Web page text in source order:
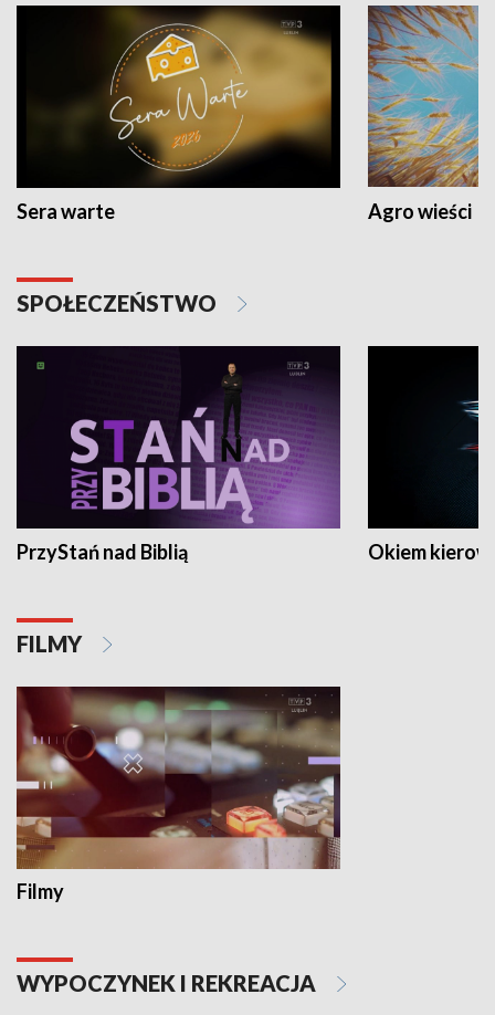
Sera warte Agro wieści
SPOŁECZEŃSTWO
PrzyStań nad Biblią Okiem
FILMY
Filmy
WYPOCZYNEK I REKREACJA